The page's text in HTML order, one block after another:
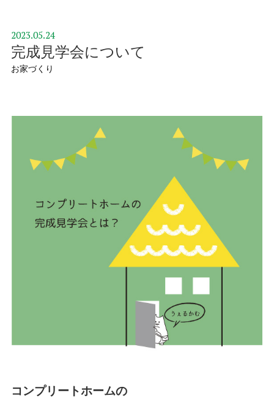
2023.05.24
完成見学会について
お家づくり
コンプリートホームの